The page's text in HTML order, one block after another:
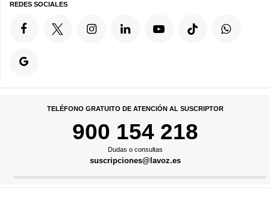
REDES SOCIALES
TELÉFONO GRATUITO DE ATENCIÓN AL SUSCRIPTOR
900 154 218
Dudas o consultas
suscripciones@lavoz.es